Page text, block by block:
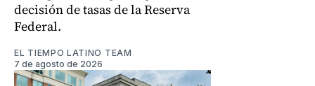
decisión de tasas de la Reserva
Federal.
EL TIEMPO LATINO TEAM
7 de agosto de 2026